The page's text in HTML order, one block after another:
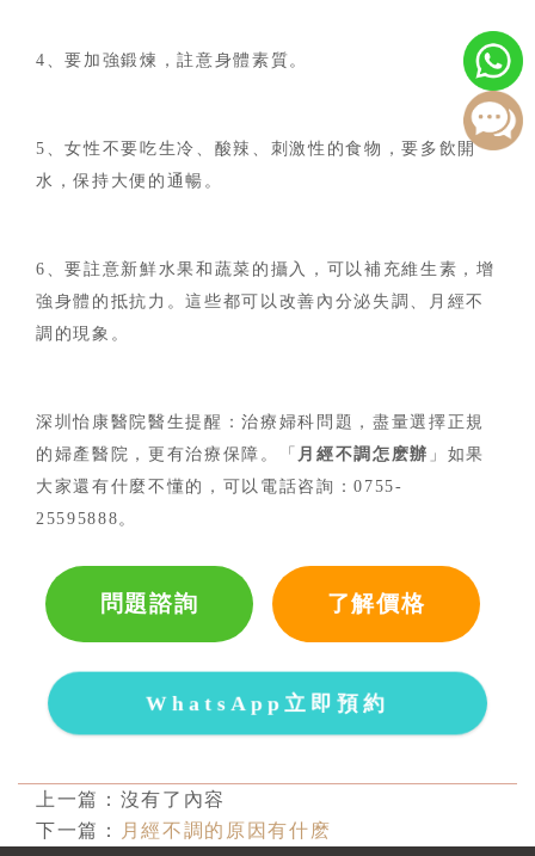
4、要加強鍛煉，註意身體素質。
5、女性不要吃生冷、酸辣、刺激性的食物，要多飲開
水，保持大便的通暢。
6、要註意新鮮水果和蔬菜的攝入，可以補充維生素，增
強身體的抵抗力。這些都可以改善內分泌失調、月經不
調的現象。
深圳怡康醫院醫生提醒：治療婦科問題，盡量選擇正規
的婦產醫院，更有治療保障。「 月經不調怎麽辦 」如果
大家還有什麼不懂的，可以電話咨詢：0755-
25595888。
問題諮詢 了解價格
WhatsApp立即預約
上一篇：沒有了內容
下一篇：
月經不調的原因有什麽